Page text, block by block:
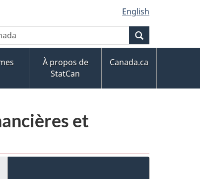
English
À propos de
StatCan
Canada.ca
et